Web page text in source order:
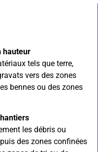
hauteur
tels que terre,
vers des zones
bennes ou des zones
les débris ou
des zones confinées